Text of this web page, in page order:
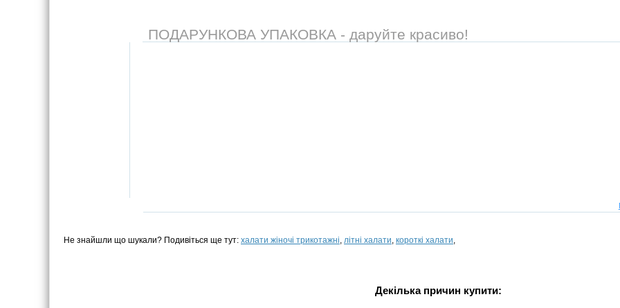
ПОДАРУНКОВА УПАКОВКА - даруйте красиво!
Не знайшли що шукали? Подивіться ще тут: халати жіночі трикотажні, літні халати, короткі халати,
Декілька причин купити: